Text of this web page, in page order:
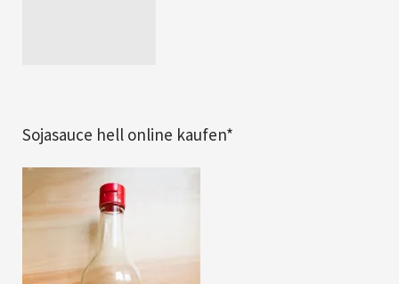
Sojasauce hell online kaufen*